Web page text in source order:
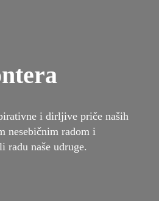
i dirljive priče naših
nesebičnim radom i
radu naše udruge.